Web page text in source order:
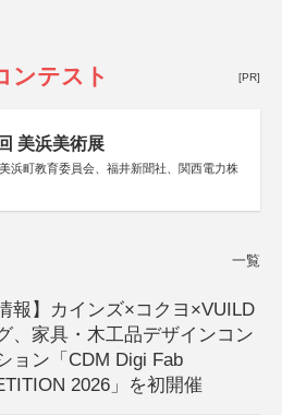
ンテスト [PR]
美浜美術展
浜町教育委員会、福井新聞社、関西電力株
一覧
報】カインズ×コクヨ×VUILD
、家具・木工品デザインコン
ョン「CDM Digi Fab
2026」を初開催